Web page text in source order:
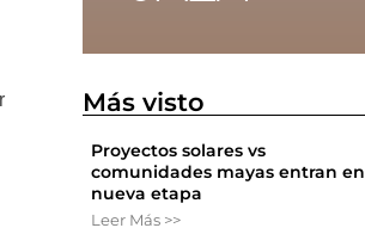
Más visto
Proyectos solares vs
comunidades mayas entran en
nueva etapa
Leer Más >>